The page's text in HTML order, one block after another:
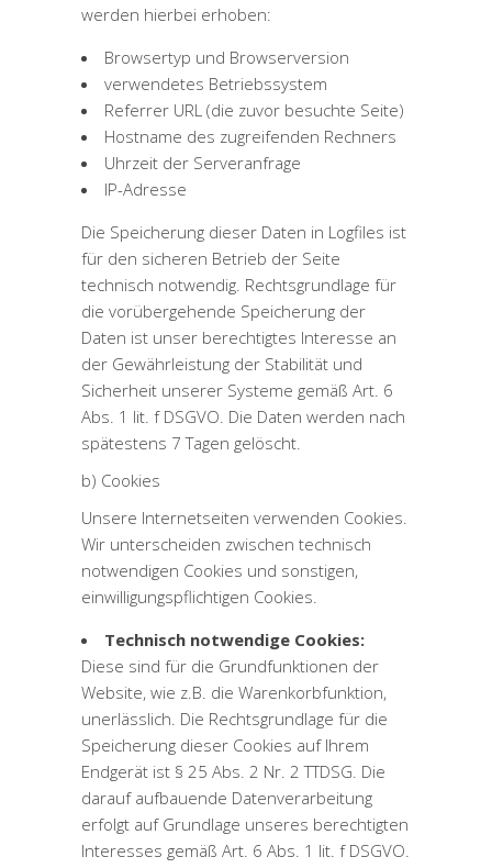
werden hierbei erhoben:
Browsertyp und Browserversion
verwendetes Betriebssystem
Referrer URL (die zuvor besuchte Seite)
Hostname des zugreifenden Rechners
Uhrzeit der Serveranfrage
IP-Adresse
Die Speicherung dieser Daten in Logfiles ist
für den sicheren Betrieb der Seite
technisch notwendig. Rechtsgrundlage für
die vorübergehende Speicherung der
Daten ist unser berechtigtes Interesse an
der Gewährleistung der Stabilität und
Sicherheit unserer Systeme gemäß Art. 6
Abs. 1 lit. f DSGVO. Die Daten werden nach
spätestens 7 Tagen gelöscht.
b) Cookies
Unsere Internetseiten verwenden Cookies.
Wir unterscheiden zwischen technisch
notwendigen Cookies und sonstigen,
einwilligungspflichtigen Cookies.
Technisch notwendige Cookies:
Diese sind für die Grundfunktionen der
Website, wie z.B. die Warenkorbfunktion,
unerlässlich. Die Rechtsgrundlage für die
Speicherung dieser Cookies auf Ihrem
Endgerät ist § 25 Abs. 2 Nr. 2 TTDSG. Die
darauf aufbauende Datenverarbeitung
erfolgt auf Grundlage unseres berechtigten
Interesses gemäß Art. 6 Abs. 1 lit. f DSGVO.